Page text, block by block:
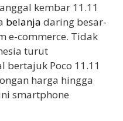
kembar 11.11
belanja daring besar-
e-commerce. Tidak
turut
bertajuk Poco 11.11
harga hingga
smartphone